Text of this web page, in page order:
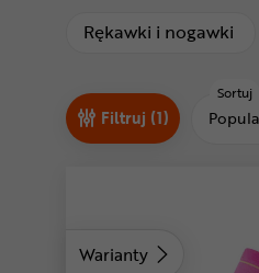
Buty
Odżywki
Rękawki i nogawki
Filtruj (1)
Sortuj
Sortuj
Warianty